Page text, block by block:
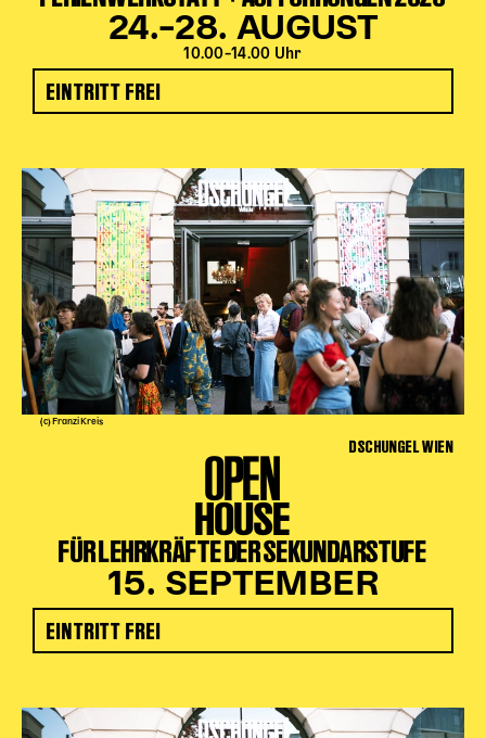
24.–28. AUGUST
10.00–14.00 Uhr
EINTRITT FREI
(c) Franzi Kreis
DSCHUNGEL WIEN
OPEN
HOUSE
FÜR LEHRKRÄFTE DER SEKUNDARSTUFE
15. SEPTEMBER
EINTRITT FREI